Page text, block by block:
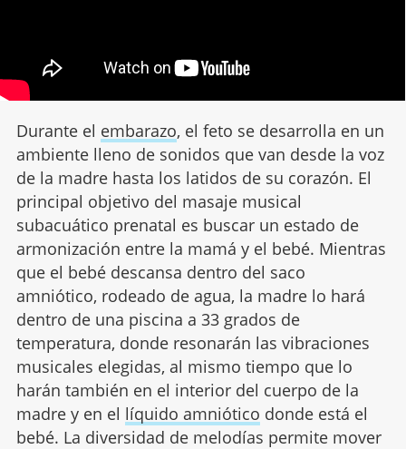
Durante el embarazo, el feto se desarrolla en un
ambiente lleno de sonidos que van desde la voz
de la madre hasta los latidos de su corazón. El
principal objetivo del masaje musical
subacuático prenatal es buscar un estado de
armonización entre la mamá y el bebé. Mientras
que el bebé descansa dentro del saco
amniótico, rodeado de agua, la madre lo hará
dentro de una piscina a 33 grados de
temperatura, donde resonarán las vibraciones
musicales elegidas, al mismo tiempo que lo
harán también en el interior del cuerpo de la
madre y en el líquido amniótico donde está el
bebé. La diversidad de melodías permite mover